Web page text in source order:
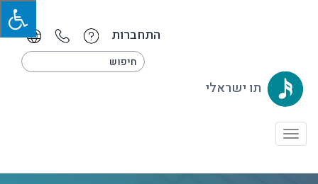
התחברות
תו ישראלי
Toggle